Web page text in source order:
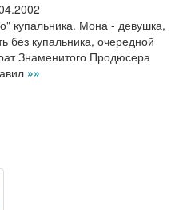
купальника. Мона - девушка,
без купальника, очередной
Знаменитого Продюсера
»»